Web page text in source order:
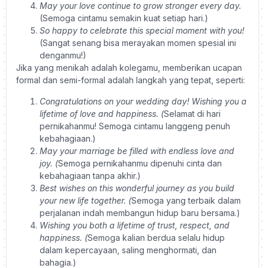
May your love continue to grow stronger every day.
(Semoga cintamu semakin kuat setiap hari.)
So happy to celebrate this special moment with you!
(Sangat senang bisa merayakan momen spesial ini
denganmu!)
Jika yang menikah adalah kolegamu, memberikan ucapan
formal dan semi-formal adalah langkah yang tepat, seperti:
Congratulations on your wedding day! Wishing you a
lifetime of love and happiness. (Selamat di hari
pernikahanmu! Semoga cintamu langgeng penuh
kebahagiaan.)
May your marriage be filled with endless love and
joy. (Semoga pernikahanmu dipenuhi cinta dan
kebahagiaan tanpa akhir.)
Best wishes on this wonderful journey as you build
your new life together. (Semoga yang terbaik dalam
perjalanan indah membangun hidup baru bersama.)
Wishing you both a lifetime of trust, respect, and
happiness. (Semoga kalian berdua selalu hidup
dalam kepercayaan, saling menghormati, dan
bahagia.)